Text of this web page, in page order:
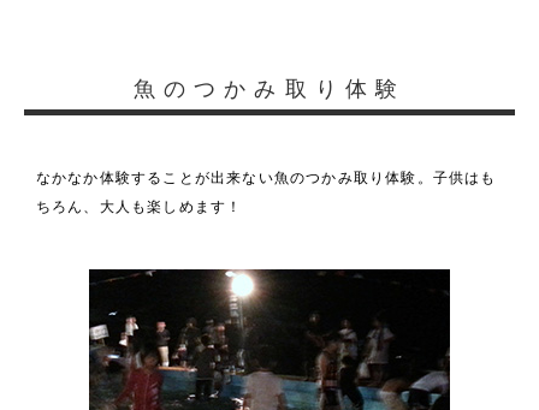
魚のつかみ取り体験
なかなか体験することが出来ない魚のつかみ取り体験。子供はも
ちろん、大人も楽しめます！